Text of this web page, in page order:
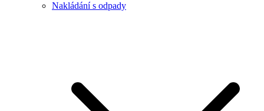
Nakládání s odpady